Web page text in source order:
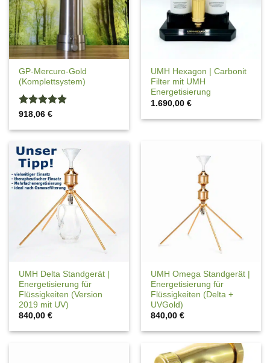
GP-Mercuro-Gold
(Komplettsystem)
Bewertet
5
918,06€
UMH Hexagon | Carbonit
Filter mit UMH
Energetisierung
1.690,00€
UMH Delta Standgerät |
Energetisierung für
Flüssigkeiten (Version
2019 mit UV)
840,00€
UMH Omega Standgerät |
Energetisierung für
Flüssigkeiten (Delta +
UVGold)
840,00€